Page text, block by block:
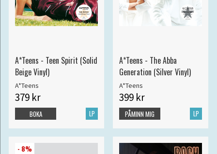
A*Teens - Teen Spirit (Solid
Beige Vinyl)
A*Teens
379 kr
LP
BOKA
A*Teens - The Abba
Generation (Silver Vinyl)
A*Teens
399 kr
LP
PÅMINN MIG
- 8%